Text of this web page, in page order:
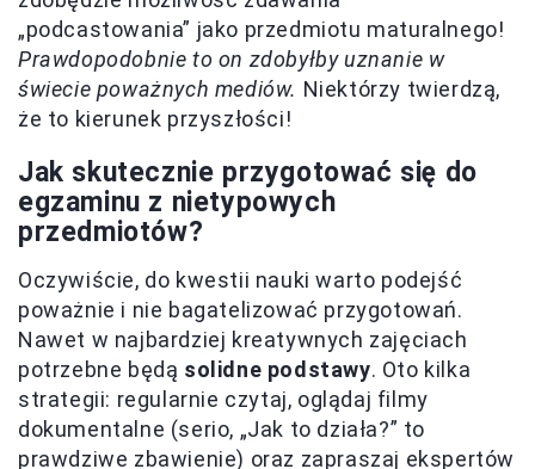
„podcastowania” jako przedmiotu maturalnego!
Prawdopodobnie to on zdobyłby uznanie w
świecie poważnych mediów. Niektórzy twierdzą,
że to kierunek przyszłości!
Jak skutecznie przygotować się do
egzaminu z nietypowych
przedmiotów?
Oczywiście, do kwestii nauki warto podejść
poważnie i nie bagatelizować przygotowań.
Nawet w najbardziej kreatywnych zajęciach
potrzebne będą solidne podstawy. Oto kilka
strategii: regularnie czytaj, oglądaj filmy
dokumentalne (serio, „Jak to działa?” to
prawdziwe zbawienie) oraz zapraszaj ekspertów